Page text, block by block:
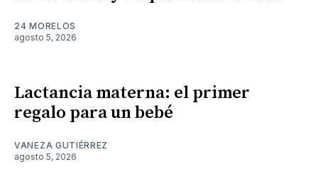
24 MORELOS
agosto 5, 2026
Lactancia materna: el primer
regalo para un bebé
VANEZA GUTIÉRREZ
agosto 5, 2026